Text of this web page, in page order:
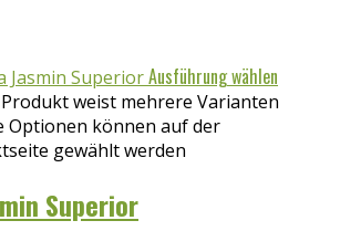
Ausführung wählen
weist mehrere Varianten
Optionen können auf der
gewählt werden
Superior